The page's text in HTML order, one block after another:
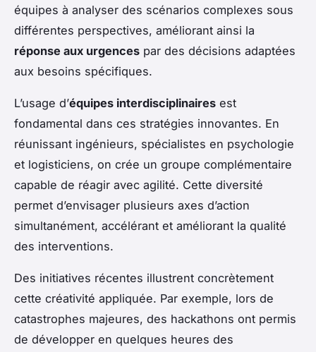
équipes à analyser des scénarios complexes sous
différentes perspectives, améliorant ainsi la
réponse aux urgences par des décisions adaptées
aux besoins spécifiques.
L’usage d’équipes interdisciplinaires est
fondamental dans ces stratégies innovantes. En
réunissant ingénieurs, spécialistes en psychologie
et logisticiens, on crée un groupe complémentaire
capable de réagir avec agilité. Cette diversité
permet d’envisager plusieurs axes d’action
simultanément, accélérant et améliorant la qualité
des interventions.
Des initiatives récentes illustrent concrètement
cette créativité appliquée. Par exemple, lors de
catastrophes majeures, des hackathons ont permis
de développer en quelques heures des